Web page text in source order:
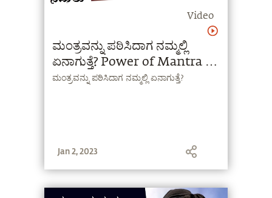
Video
ಮಂತ್ರವನ್ನು ಪಠಿಸಿದಾಗ ನಮ್ಮಲ್ಲಿ
ಏನಾಗುತ್ತೆ? Power of Mantra |
Sadhguru Kannada | ಸದ್ಗುರು
ಮಂತ್ರವನ್ನು ಪಠಿಸಿದಾಗ ನಮ್ಮಲ್ಲಿ ಏನಾಗುತ್ತೆ?
Jan 2, 2023